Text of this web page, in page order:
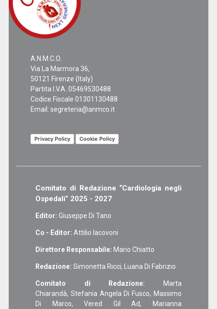
A.N.M.C.O.
Via La Marmora 36,
50121 Firenze (Italy)
Partita I.V.A. 05469530488
Codice Fiscale 01301130488
Email: segreteria@anmco.it
Privacy Policy Cookie Policy
Comitato di Redazione “Cardiologia negli
Ospedali” 2025 - 2027
Editor: Giuseppe Di Tano
Co - Editor: Attilio Iacovoni
Direttore Responsabile: Mario Chiatto
Redazione: Simonetta Ricci, Luana Di Fabrizio
Comitato di Redazione: Marta
Chiarandà, Stefania Angela Di Fusco, Massimo
Di Marco, Vered Gil Ad, Marianna